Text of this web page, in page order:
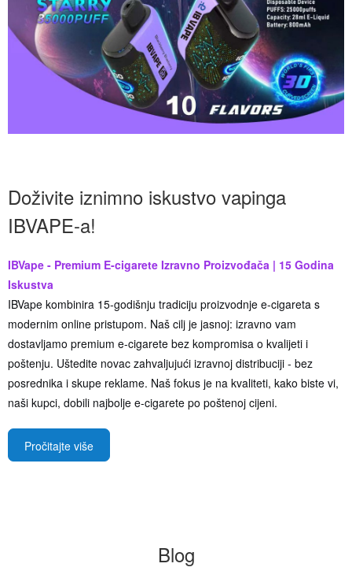
Doživite iznimno iskustvo vapinga
IBVAPE-a!
IBVape - Premium E-cigarete Izravno Proizvođača | 15 Godina
Iskustva
IBVape kombinira 15-godišnju tradiciju proizvodnje e-cigareta s
modernim online pristupom. Naš cilj je jasnoj: izravno vam
dostavljamo premium e-cigarete bez kompromisa o kvalijeti i
poštenju. Uštedite novac zahvaljujući izravnoj distribuciji - bez
posrednika i skupe reklame. Naš fokus je na kvaliteti, kako biste vi,
naši kupci, dobili najbolje e-cigarete po poštenoj cijeni.
Pročitajte više
Blog